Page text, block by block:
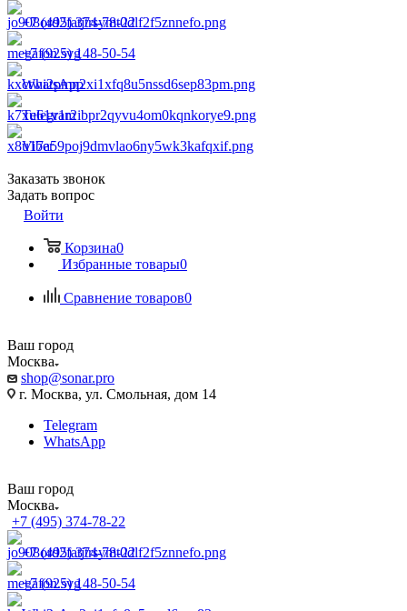
+7 (495) 374-78-22
+7 (925) 148-50-54
WhatsApp
Telegram
Viber
Заказать звонок
Задать вопрос
Войти
Корзина0
Избранные товары0
Сравнение товаров0
Ваш город
Москва
shop@sonar.pro
г. Москва, ул. Смольная, дом 14
Telegram
WhatsApp
Ваш город
Москва
+7 (495) 374-78-22
+7 (495) 374-78-22
+7 (925) 148-50-54